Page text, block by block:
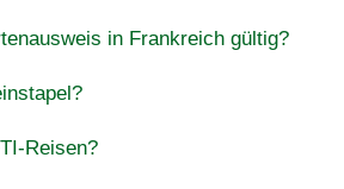
in Frankreich gültig?
Reisen?